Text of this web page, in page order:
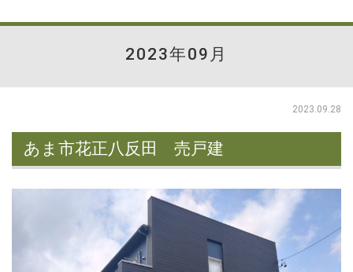
2023年09月
2023.09.28
あま市花正八反田 売戸建